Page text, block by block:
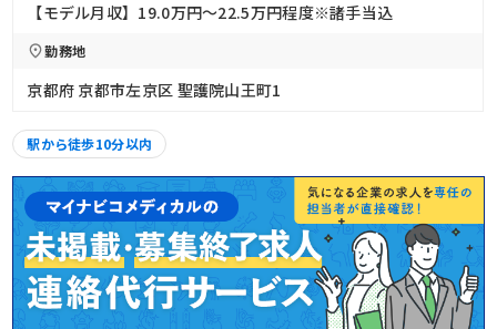
【モデル月収】19.0万円〜22.5万円程度※諸手当込
勤務地
京都府 京都市左京区 聖護院山王町1
駅から徒歩10分以内